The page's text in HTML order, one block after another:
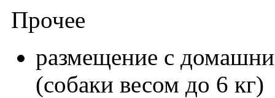
Прочее
размещение с
(собаки весом до 6 кг)